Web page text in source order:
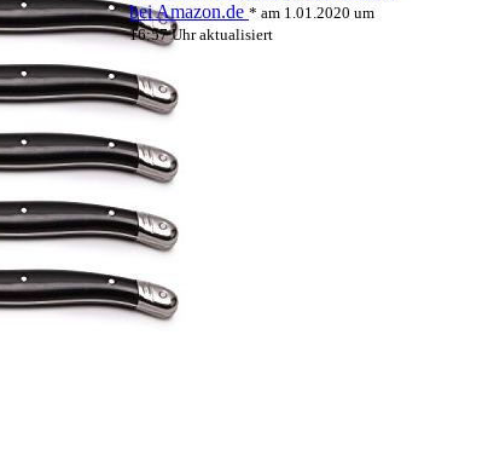
bei Amazon.de * am 1.01.2020 um
16:57 Uhr aktualisiert